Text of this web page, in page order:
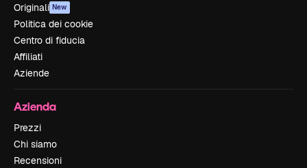
Originali New
Politica dei cookie
Centro di fiducia
Affiliati
Aziende
Azienda
Prezzi
Chi siamo
Recensioni